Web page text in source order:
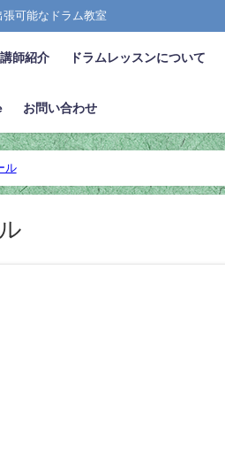
張可能なドラム教室
講師紹介 ドラムレッスンについて
お問い合わせ
ル